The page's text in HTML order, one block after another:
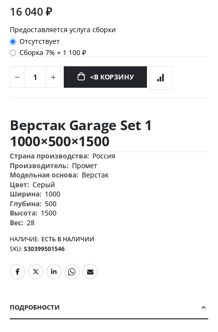
16 040 ₽
Предоставляется услуга сборки
Отсутствует
Сборка 7%+ 1 100 ₽
<В КОРЗИНУ
к
началу
галереи
изображений
Верстак Garage Set 1
1000×500×1500
Дополнительная
информация
Россия
Промет
Верстак
Серый
1000
500
1500
28
НАЛИЧИЕ: ЕСТЬ В НАЛИЧИИ
SKU S30399501546
ПОДРОБНОСТИ